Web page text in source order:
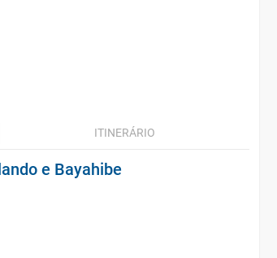
ITINERÁRIO
e Bayahibe